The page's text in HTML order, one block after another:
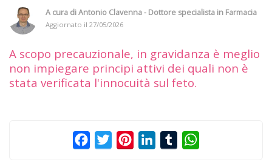
A cura diAntonio Clavenna - Dottore specialista in Farmacia
Aggiornato il 27/05/2026
A scopo precauzionale, in gravidanza è meglio
non impiegare principi attivi dei quali non è
stata verificata l'innocuità sul feto.
FacebookTwitterPinterestLinkedInTumblr